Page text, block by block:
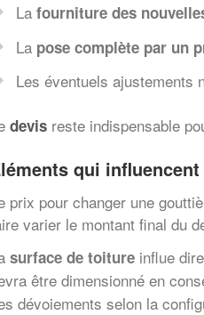
La fourniture des
La pose complète par un
Les éventuels ajustements
devis reste indispensable
qui
prix pour changer une
varier le montant final du
surface de toiture influe
être dimensionné en
dévoiements selon la